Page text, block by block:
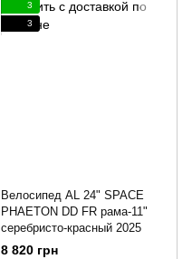
3
3
Велосипед AL 24" SPACE
PHAETON DD FR рама-11"
серебристо-красный 2025
8 820 грн